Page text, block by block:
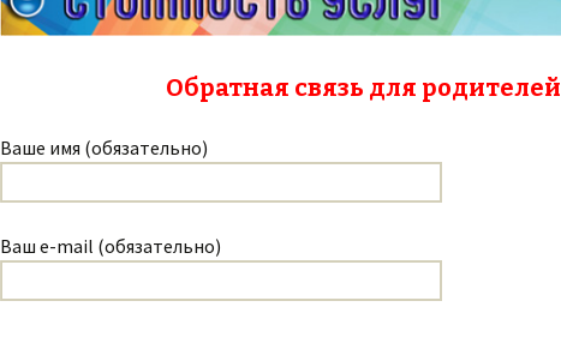
Обратная связь для родителей
Ваше имя (обязательно)
Ваш e-mail (обязательно)